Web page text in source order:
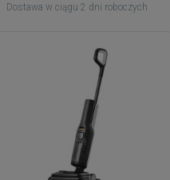
Dostawa w ciągu 2 dni roboczych